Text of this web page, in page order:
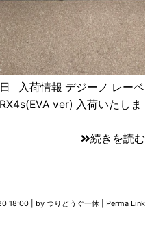
入荷情報 デジーノ レーベ
ver) 入荷いたしま
続きを読む
18:00 by つりどうぐ一休 Perma Link